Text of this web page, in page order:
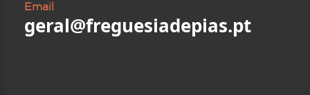
Email
geral@freguesiadepias.pt